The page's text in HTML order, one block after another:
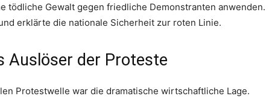
tödliche Gewalt gegen friedliche Demonstranten anwenden.
erklärte die nationale Sicherheit zur roten Linie.
Auslöser der Proteste
Protestwelle war die dramatische wirtschaftliche Lage.